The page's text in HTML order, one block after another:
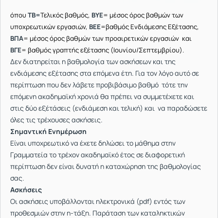
όπου ΤΒ=Τελικός βαθμός, ΒΥΕ= μέσος όρος βαθμών των
υποχρεωτικών εργασιών, ΒΕΕ=βαθμός Ενδιάμεσης Εξέτασης,
ΒΠΑ= μέσος όρος βαθμών των προαιρετικών εργασιών και
ΒΓΕ= βαθμός γραπτής εξέτασης (Ιουνίου/Σεπτεμβρίου).
Δεν διατηρείται η βαθμολογία των ασκήσεων και της
ενδιάμεσης εξέτασης στα επόμενα έτη. Για τον λόγο αυτό σε
περίπτωση που δεν λάβετε προβιβάσιμο βαθμό τότε την
επόμενη ακαδημαϊκή χρονιά θα πρέπει να συμμετέχετε και
στις δύο εξέτάσεις (ενδιάμεση και τελική) και να παραδώσετε
όλες τις τρέχουσες ασκήσεις.
Σημαντική Ενημέρωση
Είναι υποχρεωτικό να έχετε δηλώσει το μάθημα στην
Γραμματεία το τρέχον ακαδημαϊκό έτος σε διαφορετική
περίπτωση δεν είναι δυνατή η καταχώρηση της βαθμολογίας
σας.
Ασκήσεις
Οι ασκήσεις υποβάλλονται ηλεκτρονικά (pdf) εντός των
προθεσμιών στην η-τάξη. Παράταση των καταληκτικών